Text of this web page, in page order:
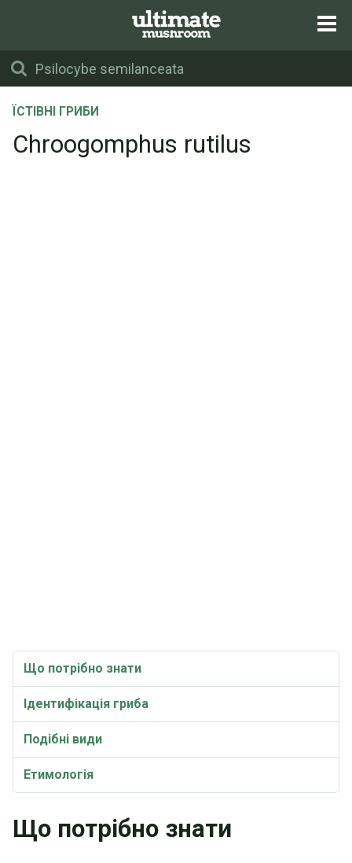
ЇСТІВНІ ГРИБИ
Chroogomphus rutilus
Що потрібно знати
Ідентифікація гриба
Подібні види
Етимологія
Що потрібно знати